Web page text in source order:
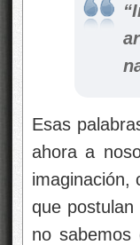
Esas
ahora a
imaginación,
que
no sabemos